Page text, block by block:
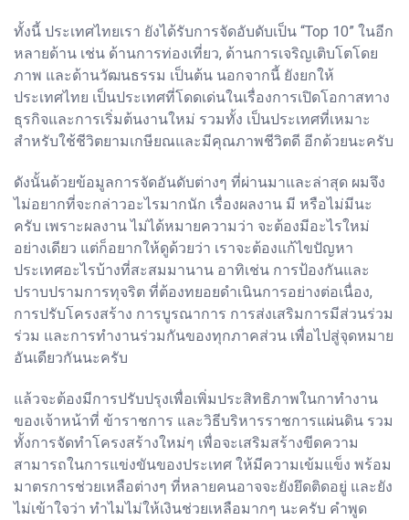
ทั้งนี้ ประเทศไทยเรา ยังได้รับการจัดอับดับเป็น “Top 10” ในอีก
หลายด้าน เช่น ด้านการท่องเที่ยว, ด้านการเจริญเติบโตโดย
ภาพ และด้านวัฒนธรรม เป็นต้น นอกจากนี้ ยังยกให้
ประเทศไทย เป็นประเทศที่โดดเด่นในเรื่องการเปิดโอกาสทาง
ธุรกิจและการเริ่มต้นงานใหม่ รวมทั้ง เป็นประเทศที่เหมาะ
สำหรับใช้ชีวิตยามเกษียณและมีคุณภาพชีวิตดี อีกด้วยนะครับ
ดังนั้นด้วยข้อมูลการจัดอันดับต่างๆ ที่ผ่านมาและล่าสุด ผมจึง
ไม่อยากที่จะกล่าวอะไรมากนัก เรื่องผลงาน มี หรือไม่มีนะ
ครับ เพราะผลงาน ไม่ได้หมายความว่า จะต้องมีอะไรใหม่
อย่างเดียว แต่ก็อยากให้ดูด้วยว่า เราจะต้องแก้ไขปัญหา
ประเทศอะไรบ้างที่สะสมมานาน อาทิเช่น การป้องกันและ
ปราบปรามการทุจริต ที่ต้องทยอยดำเนินการอย่างต่อเนื่อง,
การปรับโครงสร้าง การบูรณาการ การส่งเสริมการมีส่วนร่วม
ร่วม และการทำงานร่วมกันของทุกภาคส่วน เพื่อไปสู่จุดหมาย
อันเดียวกันนะครับ
แล้วจะต้องมีการปรับปรุงเพื่อเพิ่มประสิทธิภาพในกาทำงาน
ของเจ้าหน้าที่ ข้าราชการ และวิธีบริหารราชการแผ่นดิน รวม
ทั้งการจัดทำโครงสร้างใหม่ๆ เพื่อจะเสริมสร้างขีดความ
สามารถในการแข่งขันของประเทศ ให้มีความเข้มแข็ง พร้อม
มาตรการช่วยเหลือต่างๆ ที่หลายคนอาจจะยังยึดติดอยู่ และยัง
ไม่เข้าใจว่า ทำไมไม่ให้เงินช่วยเหลือมากๆ นะครับ คำพูด